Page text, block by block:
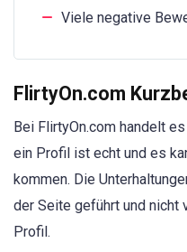
Viele negative
FlirtyOn.com
Bei FlirtyOn.com handelt
ein Profil ist echt und es
kommen. Die
der Seite geführt und nicht
Profil.